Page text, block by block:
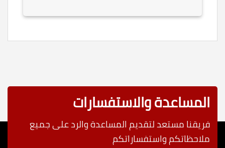
المساعدة والاستفسارات
فريقنا مستعد لتقديم المساعدة والرد على جميع
ملاحظاتكم واستفساراتكم